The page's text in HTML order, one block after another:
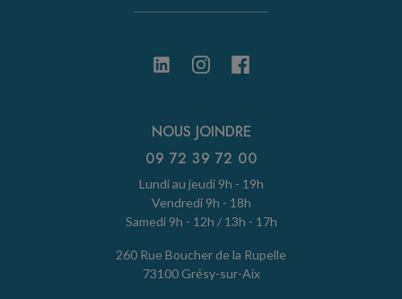
NOUS JOINDRE
09 72 39 72 00
Lundi au jeudi 9h - 19h
Vendredi 9h - 18h
Samedi 9h - 12h / 13h - 17h
260 Rue Boucher de la Rupelle
73100 Grésy-sur-Aix